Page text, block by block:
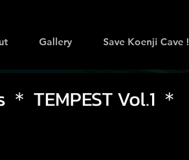
Gallery Save Koenji Cave !
TEMPEST Vol.1 ＊